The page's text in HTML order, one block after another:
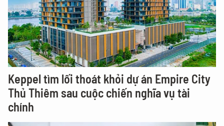
Keppel tìm lối thoát khỏi dự án Empire City
Thủ Thiêm sau cuộc chiến nghĩa vụ tài
chính